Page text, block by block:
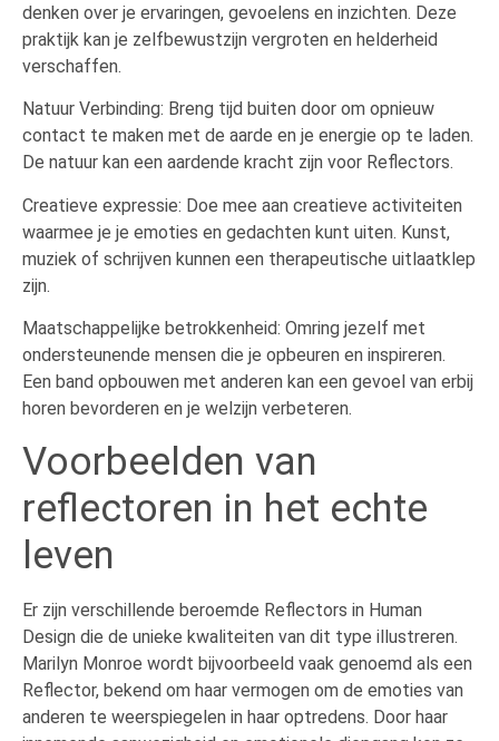
denken over je ervaringen, gevoelens en inzichten. Deze
praktijk kan je zelfbewustzijn vergroten en helderheid
verschaffen.
Natuur Verbinding: Breng tijd buiten door om opnieuw
contact te maken met de aarde en je energie op te laden.
De natuur kan een aardende kracht zijn voor Reflectors.
Creatieve expressie: Doe mee aan creatieve activiteiten
waarmee je je emoties en gedachten kunt uiten. Kunst,
muziek of schrijven kunnen een therapeutische uitlaatklep
zijn.
Maatschappelijke betrokkenheid: Omring jezelf met
ondersteunende mensen die je opbeuren en inspireren.
Een band opbouwen met anderen kan een gevoel van erbij
horen bevorderen en je welzijn verbeteren.
Voorbeelden van
reflectoren in het echte
leven
Er zijn verschillende beroemde Reflectors in Human
Design die de unieke kwaliteiten van dit type illustreren.
Marilyn Monroe wordt bijvoorbeeld vaak genoemd als een
Reflector, bekend om haar vermogen om de emoties van
anderen te weerspiegelen in haar optredens. Door haar